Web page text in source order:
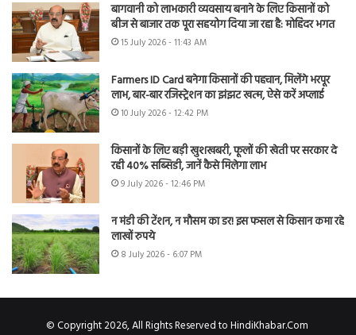
बागवानी को लाभकारी व्यवसाय बनाने के लिए किसानों को
बीज से बाजार तक पूरा सहयोग दिया जा रहा है: मोहिंदर भगत
15 July 2026 - 11:43 AM
Farmers ID Card बनेगा किसानों की पहचान, मिलेंगे भरपूर
लाभ, बार-बार रजिस्ट्रेशन का झंझट खत्म, ऐसे करें अप्लाई
10 July 2026 - 12:42 PM
किसानों के लिए बड़ी खुशखबरी, फूलों की खेती पर सरकार दे
रही 40% सब्सिडी, जानें कैसे मिलेगा लाभ
9 July 2026 - 12:46 PM
न मंडी की टेंशन, न मौसम का डर! इस फसल से किसान कमा रहे
लाखों रुपये
8 July 2026 - 6:07 PM
© Copyright 2026, All Rights Reserved to HindiKhabar.Com